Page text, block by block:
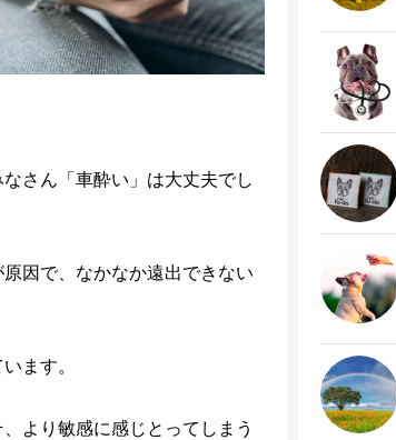
さん「車酔い」は大丈夫でし
因で、なかなか遠出できない
ます。
より敏感に感じとってしまう